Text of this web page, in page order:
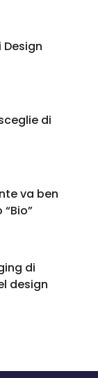
di
va ben
di
design